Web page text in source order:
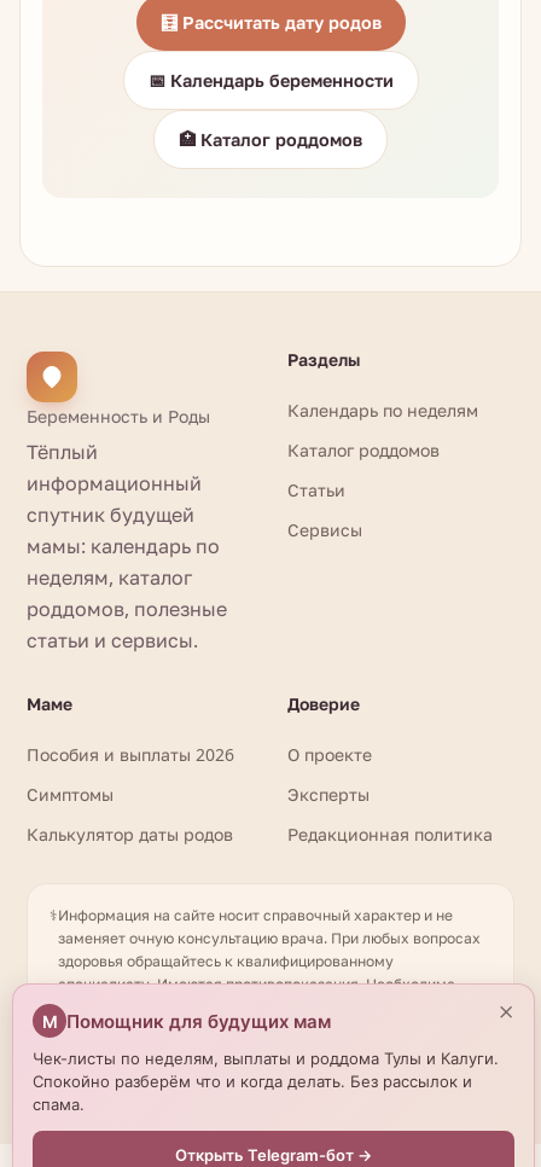
🧮 Рассчитать дату родов
📅 Календарь беременности
🏥 Каталог роддомов
Беременность и Роды
Тёплый
информационный
спутник будущей
мамы: календарь по
неделям, каталог
роддомов, полезные
статьи и сервисы.
Разделы
Календарь по неделям
Каталог роддомов
Статьи
Сервисы
Маме
Пособия и выплаты 2026
Симптомы
Калькулятор даты родов
Доверие
О проекте
Эксперты
Редакционная политика
⚕️Информация на сайте носит справочный характер и не
заменяет очную консультацию врача. При любых вопросах
здоровья обращайтесь к квалифицированному
специалисту. Имеются противопоказания. Необходима
консультация специалиста. Данные о роддомах получены
из открытых источников и могут отличаться от актуальной
информации — уточняйте по телефону. © 2026
beremennostirody.ru
М Помощник для будущих мам
Чек-листы по неделям, выплаты и роддома Тулы и Калуги.
Спокойно разберём что и когда делать. Без рассылок и
спама.
Открыть Telegram-бот →
×